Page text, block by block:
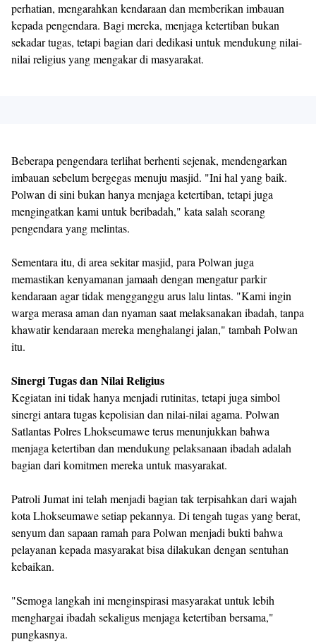
perhatian, mengarahkan kendaraan dan memberikan imbauan
kepada pengendara. Bagi mereka, menjaga ketertiban bukan
sekadar tugas, tetapi bagian dari dedikasi untuk mendukung nilai-
nilai religius yang mengakar di masyarakat.
Beberapa pengendara terlihat berhenti sejenak, mendengarkan
imbauan sebelum bergegas menuju masjid. "Ini hal yang baik.
Polwan di sini bukan hanya menjaga ketertiban, tetapi juga
mengingatkan kami untuk beribadah," kata salah seorang
pengendara yang melintas.
Sementara itu, di area sekitar masjid, para Polwan juga
memastikan kenyamanan jamaah dengan mengatur parkir
kendaraan agar tidak mengganggu arus lalu lintas. "Kami ingin
warga merasa aman dan nyaman saat melaksanakan ibadah, tanpa
khawatir kendaraan mereka menghalangi jalan," tambah Polwan
itu.
Sinergi Tugas dan Nilai Religius
Kegiatan ini tidak hanya menjadi rutinitas, tetapi juga simbol
sinergi antara tugas kepolisian dan nilai-nilai agama. Polwan
Satlantas Polres Lhokseumawe terus menunjukkan bahwa
menjaga ketertiban dan mendukung pelaksanaan ibadah adalah
bagian dari komitmen mereka untuk masyarakat.
Patroli Jumat ini telah menjadi bagian tak terpisahkan dari wajah
kota Lhokseumawe setiap pekannya. Di tengah tugas yang berat,
senyum dan sapaan ramah para Polwan menjadi bukti bahwa
pelayanan kepada masyarakat bisa dilakukan dengan sentuhan
kebaikan.
"Semoga langkah ini menginspirasi masyarakat untuk lebih
menghargai ibadah sekaligus menjaga ketertiban bersama,"
pungkasnya.